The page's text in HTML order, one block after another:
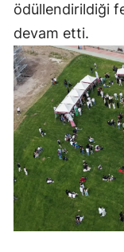
ödüllendirildiği
devam etti.